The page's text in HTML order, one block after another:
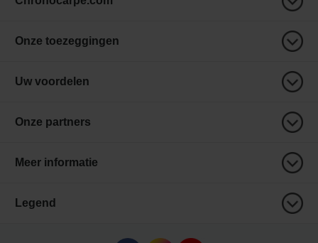
Onze toezeggingen
Uw voordelen
Onze partners
Meer informatie
Legend